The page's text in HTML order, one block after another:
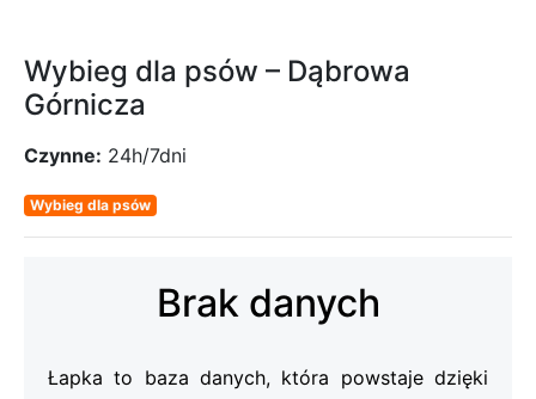
Wybieg dla psów – Dąbrowa
Górnicza
Czynne: 24h/7dni
Wybieg dla psów
Brak danych
Łapka to baza danych, która powstaje dzięki